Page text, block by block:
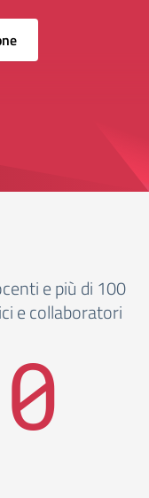
e più di 100
e collaboratori